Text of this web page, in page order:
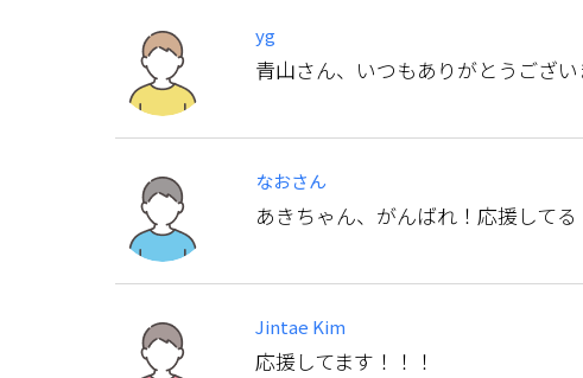
yg
青山さん、いつもありがとうござ
なおさん
あきちゃん、がんばれ！応援してる
Jintae Kim
応援してます！！！